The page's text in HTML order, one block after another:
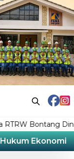
Dinilai Tabrak
Hukum Ekonomi